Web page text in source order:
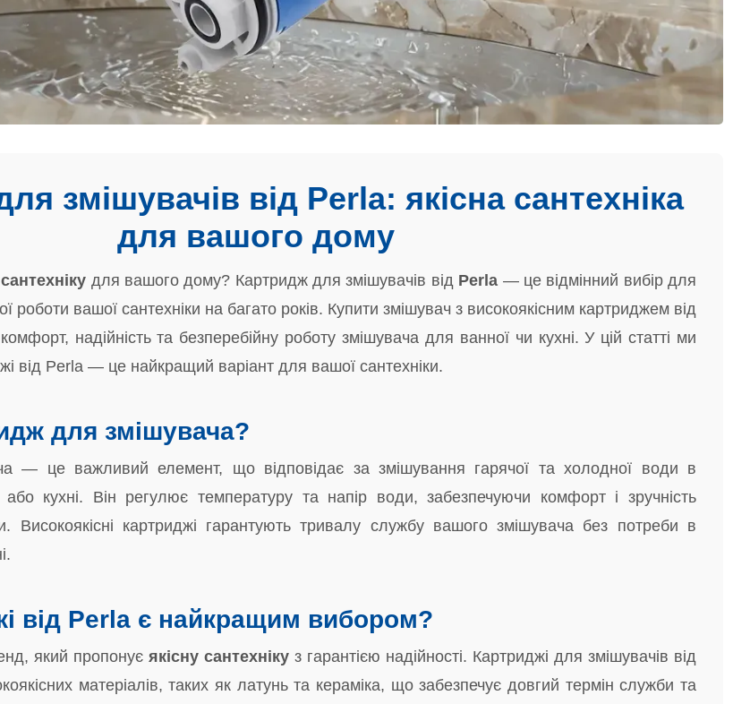
змішувачів від Perla: якісна сантехніка
для вашого дому
для вашого дому? Картридж для змішувачів від Perla — це відмінний вибір для
роботи вашої сантехніки на багато років. Купити змішувач з високоякісним картриджем від
надійність та безперебійну роботу змішувача для ванної чи кухні. У цій статті ми
від Perla — це найкращий варіант для вашої сантехніки.
для змішувача?
— це важливий елемент, що відповідає за змішування гарячої та холодної води в
кухні. Він регулює температуру та напір води, забезпечуючи комфорт і зручність
Високоякісні картриджі гарантують тривалу службу вашого змішувача без потреби в
від Perla є найкращим вибором?
який пропонує якісну сантехніку з гарантією надійності. Картриджі для змішувачів від
матеріалів, таких як латунь та кераміка, що забезпечує довгий термін служби та